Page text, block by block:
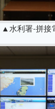
▲水利署-拼接